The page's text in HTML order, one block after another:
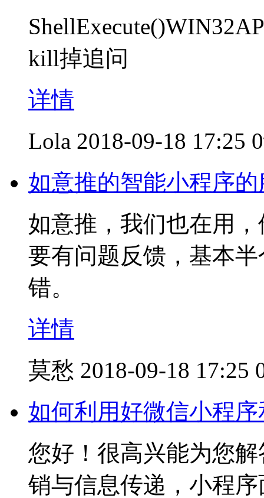
kill掉追问
详情
Lola 2018-09-18 17:25
如意推的智能小程序
如意推，我们也在用
要有问题反馈，基本
错。
详情
莫愁 2018-09-18 17:25
如何利用好微信小程
您好！很高兴能
销与信息传递，小程